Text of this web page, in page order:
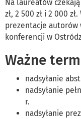
Na laureatów
zł, 2 500 zł i 2 000
prezentacje autorów
konferencji w
Ważne
nadsyłanie
nadsyłanie
r.
nadsyłanie